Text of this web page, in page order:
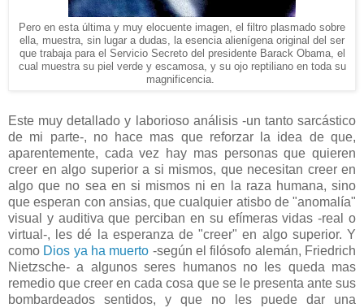
Pero en esta última y muy elocuente imagen, el filtro plasmado sobre
ella, muestra, sin lugar a dudas, la esencia alienígena original del ser
que trabaja para el Servicio Secreto del presidente Barack Obama, el
cual muestra su piel verde y escamosa, y su ojo reptiliano en toda su
magnificencia.
Este muy detallado y laborioso análisis -un tanto sarcástico
de mi parte-, no hace mas que reforzar la idea de que,
aparentemente, cada vez hay mas personas que quieren
creer en algo superior a si mismos, que necesitan creer en
algo que no sea en si mismos ni en la raza humana, sino
que esperan con ansias, que cualquier atisbo de "anomalía"
visual y auditiva que perciban en su efímeras vidas -real o
virtual-, les dé la esperanza de "creer" en algo superior. Y
como Dios ya ha muerto -según el filósofo alemán, Friedrich
Nietzsche- a algunos seres humanos no les queda mas
remedio que creer en cada cosa que se le presenta ante sus
bombardeados sentidos, y que no les puede dar una